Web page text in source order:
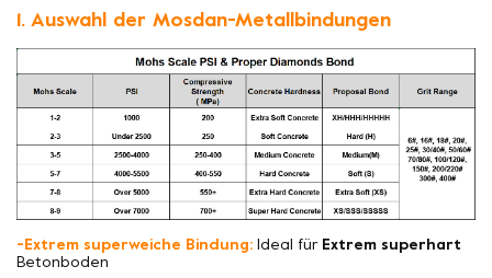
1. Auswahl der Mosdan-Metallbindungen
-Extrem superweiche Bindung: Ideal für Extrem superhart
Betonboden